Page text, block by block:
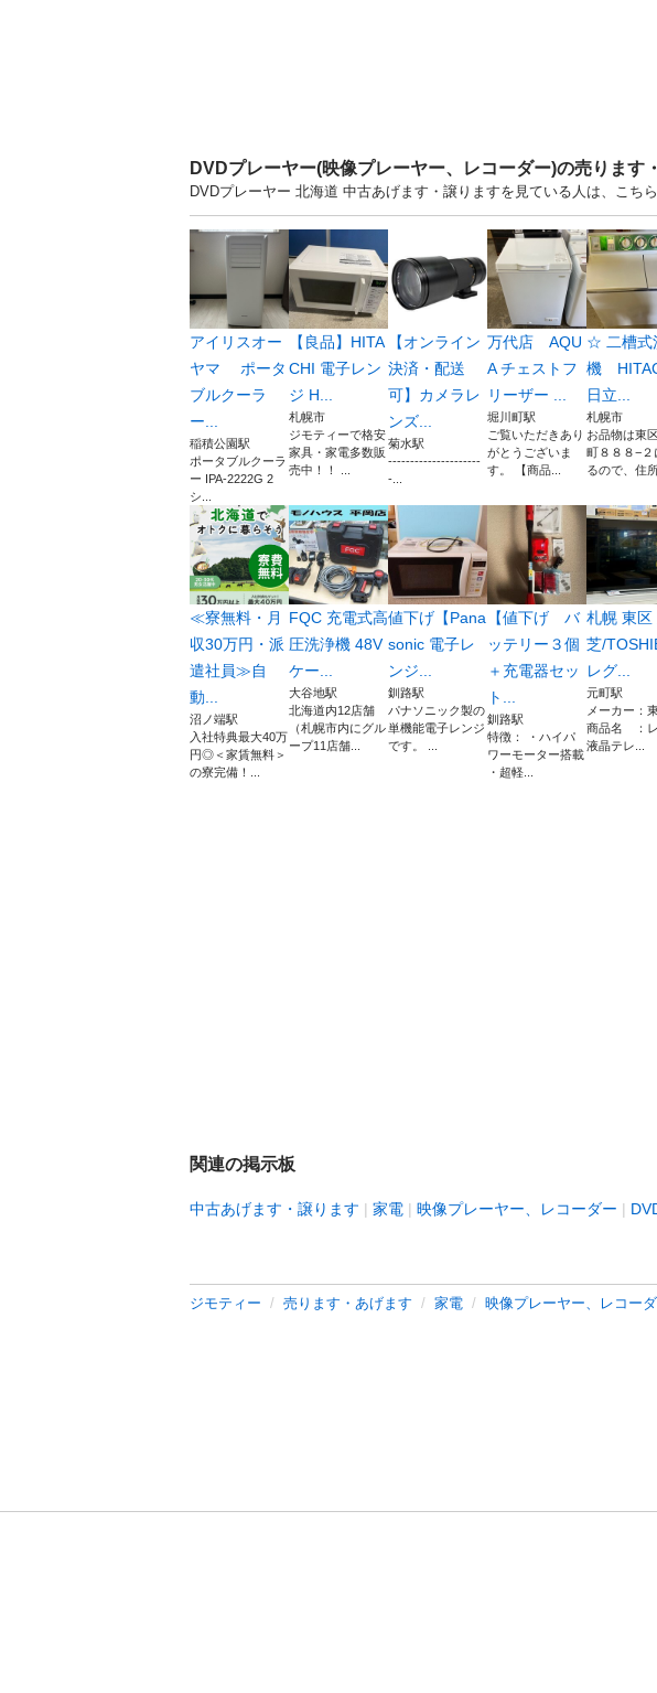
DVDプレーヤー(映像プレーヤー、レコーダー)の売ります
DVDプレーヤー 北海道 中古あげます・譲りますを見ている人は、こち
アイリスオー
ヤマ ポータ
ブルクーラ
ー...
稲積公園駅
ポータブルクーラ
ー IPA-2222G 2
シ...
【良品】HITA
CHI 電子レン
ジ H...
札幌市
ジモティーで格安
家具・家電多数販
売中！！ ...
【オンライン
決済・配送
可】カメラレ
ンズ...
菊水駅
---------------------
-...
万代店 AQU
A チェストフ
リーザー ...
堀川町駅
ご覧いただきあり
がとうございま
す。 【商品...
☆ 二槽式
機
日立...
札幌市
お品物は東
町８８８−２
るので、住所
≪寮無料・月
収30万円・派
遣社員≫自
動...
沼ノ端駅
入社特典最大40万
円◎＜家賃無料＞
の寮完備！...
FQC 充電式高
圧洗浄機 48V
ケー...
大谷地駅
北海道内12店舗
（札幌市内にグル
ープ11店舗...
値下げ【Pana
sonic 電子レ
ンジ...
釧路駅
パナソニック製の
単機能電子レンジ
です。 ...
【値下げ バ
ッテリー３個
＋充電器セッ
ト...
釧路駅
特徴： ・ハイパ
ワーモーター搭載
・超軽...
札幌 東区
芝/
レグ...
元町駅
メーカー：
商品名 ：
液晶テレ...
関連の掲示板
中古あげます・譲ります 家電 映像プレーヤー、レコーダー
ジモティー 売ります・あげます 家電 映像プレーヤー、レコー